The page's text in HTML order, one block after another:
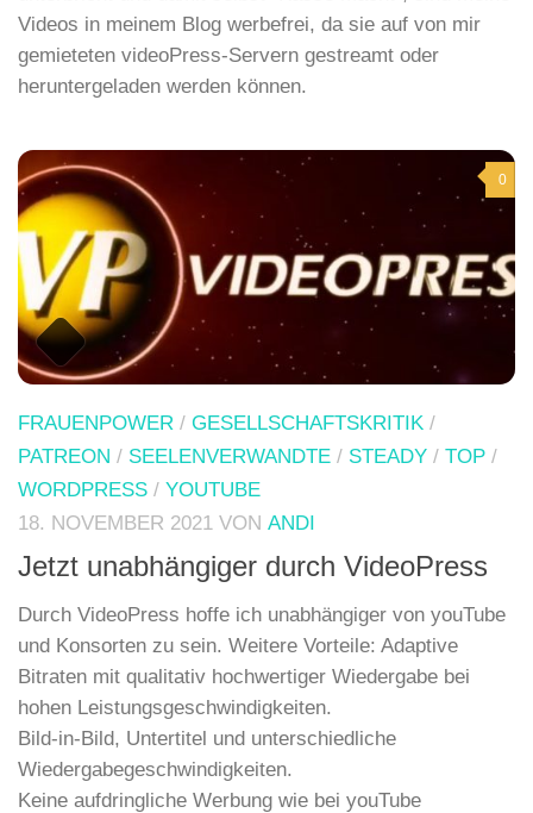
Videos in meinem Blog werbefrei, da sie auf von mir
gemieteten videoPress-Servern gestreamt oder
heruntergeladen werden können.
0
FRAUENPOWER / GESELLSCHAFTSKRITIK /
PATREON / SEELENVERWANDTE / STEADY / TOP /
WORDPRESS / YOUTUBE
18. NOVEMBER 2021 VON ANDI
Jetzt unabhängiger durch VideoPress
Durch VideoPress hoffe ich unabhängiger von youTube
und Konsorten zu sein. Weitere Vorteile: Adaptive
Bitraten mit qualitativ hochwertiger Wiedergabe bei
hohen Leistungsgeschwindigkeiten.
Bild-in-Bild, Untertitel und unterschiedliche
Wiedergabegeschwindigkeiten.
Keine aufdringliche Werbung wie bei youTube